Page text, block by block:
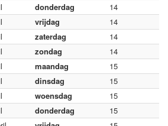
donderdag
14
vrijdag
14
zaterdag
14
zondag
14
maandag
15
dinsdag
15
woensdag
15
donderdag
15